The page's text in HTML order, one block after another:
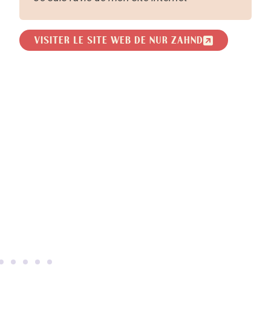
VISITER LE SITE WEB DE NUR ZAHND